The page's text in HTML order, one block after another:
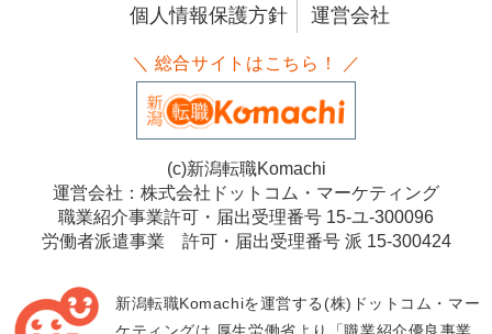
個人情報保護方針
運営会社
＼ 総合サイトはこちら！ ／
(c)新潟転職Komachi
運営会社：株式会社ドットコム・マーケティング
職業紹介事業許可・届出受理番号 15-ユ-300096
労働者派遣事業 許可・届出受理番号 派 15-300424
新潟転職Komachiを運営する(株)ドットコム・マー
ケティングは 厚生労働省より「職業紹介優良事業